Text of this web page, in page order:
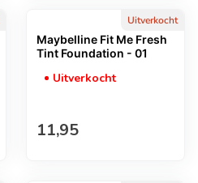
Uitverkocht
Maybelline Fit Me Fresh
Tint Foundation - 01
Uitverkocht
Normale prijs
11,95